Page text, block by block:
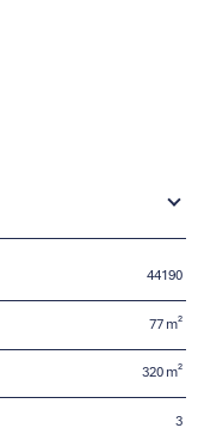
44190
77 m²
320 m²
3